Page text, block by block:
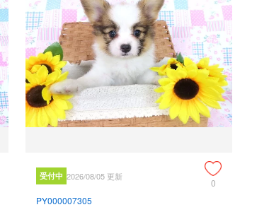
法律」の改正によって、「生体販売時の現物
、最低一度は直接犬舎までご来舎いただかなく
ットで写真、動画をご覧になっただけではご購
ーダー・ペットショップも例外がありませんの
。
ません。
ドラー1名（社）日本愛玩動物協会 愛玩動物飼
扱責任者2名
受付中 2026/08/05 更新
0
PY000007305